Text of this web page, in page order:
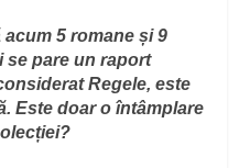
5 romane și 9
se pare un raport
Regele, este
Este doar o întâmplare